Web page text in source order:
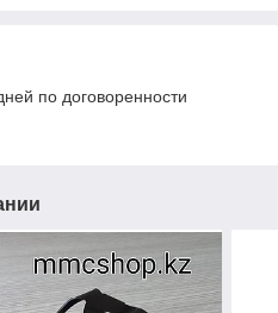
по договоренности